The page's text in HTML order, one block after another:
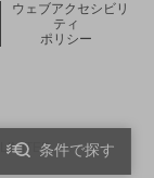
条件で探す
ウェブアクセシビリ
ティ
ポリシー
ィンドウで開く